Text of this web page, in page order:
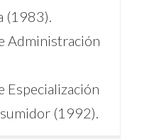
(1983).
Administración
Especialización
(1992).